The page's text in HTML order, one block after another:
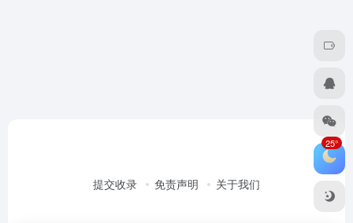
提交收录 免责声明 关于我们
25°